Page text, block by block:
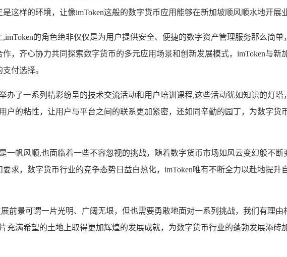
这样的环境，让像imToken这般的数字货币应用能够在新加坡顺风顺水地开展
的角色绝非仅仅是为用户提供安全、便捷的数字资产管理服务那么简
，齐心协力共同探索数字货币的多元应用场景和创新发展模式，imToken与
付选择。
办了一系列精彩纷呈的技术交流活动和用户培训课程,这些活动犹如知识的灯
户的粘性，让用户与平台之间的联系更加紧密，还如同辛勤的园丁，为数字
一帆风顺,也面临着一些不容忽视的挑战，随着数字货币市场如风云变幻般不
求，数字货币行业的竞争态势日益白热化，imToken唯有不断全力以赴地提
前景可谓一片光明、广阔无垠，但也需要勇敢地面对一系列挑战，我们有理
充满希望的土地上取得更加辉煌的发展成就，为数字货币行业的蓬勃发展添砖